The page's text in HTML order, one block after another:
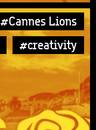
#Cannes Lions
#creativity